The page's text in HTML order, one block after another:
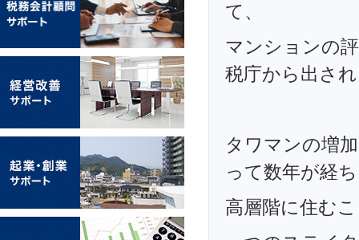
て、
マンションの
税庁から出さ
タワマンの増
って数年が経
高層階に住む